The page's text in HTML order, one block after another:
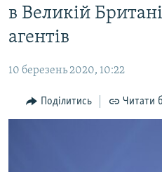
матеріалу
до
основної
навігації
Перейти
до
ВІДЕО ТА ФОТО
БЛОГИ
ПОГЛЯД
в Великій
агентів
10 березень 2020, 10:22
Поділитись Читати